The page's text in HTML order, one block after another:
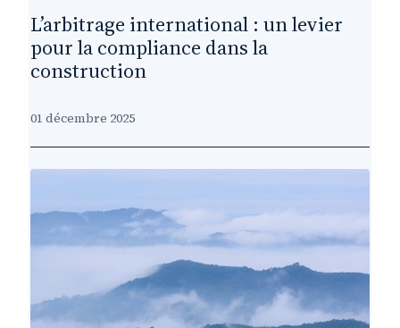
L’arbitrage international : un levier
pour la compliance dans la
construction
01 décembre 2025